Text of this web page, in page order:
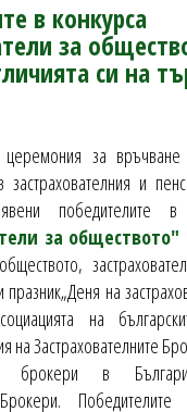
в конкурса
за
си на
церемония за връчване
и
победителите
за обществото"
на
на
на Застрахователните
брокери в
Брокери.